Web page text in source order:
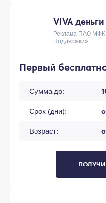
VIVA деньги
Реклама ПАО МФК
Поддержки»
Первый
Сумма до:
Срок (дни):
Возраст: